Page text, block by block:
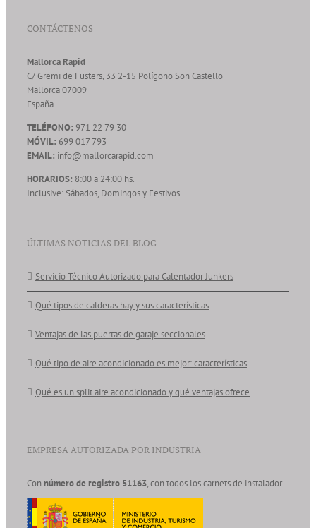
CONTÁCTENOS
Mallorca Rapid
C/ Gremi de Fusters, 33 2-15 Polígono Son Castello
Mallorca07009
España
TELÉFONO: 971 22 79 30
MÓVIL: 699 017 793
EMAIL: info@mallorcarapid.com
HORARIOS: 8:00 a 24:00 hs.
Inclusive: Sábados, Domingos y Festivos.
ÚLTIMAS NOTICIAS DEL BLOG
Servicio Técnico Autorizado para Calentador Junkers
Qué tipos de calderas hay y sus características
Ventajas de las puertas de garaje seccionales
Qué tipo de aire acondicionado es mejor: características
Qué es un split aire acondicionado y qué ventajas ofrece
EMPRESA AUTORIZADA POR INDUSTRIA
Con número de registro 51163, con todos los carnets de instalador.